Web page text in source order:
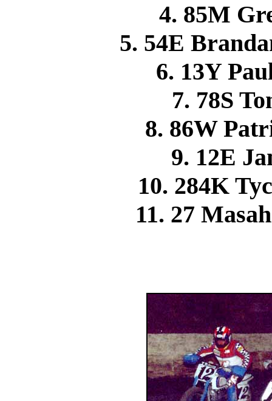
4. 85M
5. 54E
6. 13Y
7. 78S
8. 86W
9. 12E
10. 284K
11. 27